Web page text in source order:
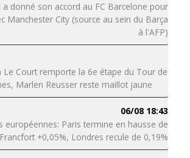
a donné son accord au FC Barcelone pour
Manchester City (source au sein du Barça
à l'AFP)
Le Court remporte la 6e étape du Tour de
Marlen Reusser reste maillot jaune
06/08 18:43
européennes: Paris termine en hausse de
+0,05%, Londres recule de 0,19%